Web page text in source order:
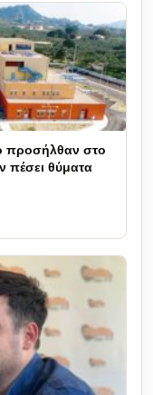
προσήλθαν στο
πέσει θύματα